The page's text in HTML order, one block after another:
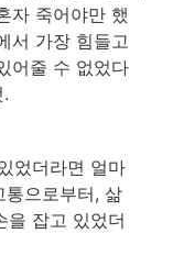
자 죽어야만 했
서 가장 힘들고
어줄 수 없었다
었더라면 얼마
통으로부터, 삶
을 잡고 있었더